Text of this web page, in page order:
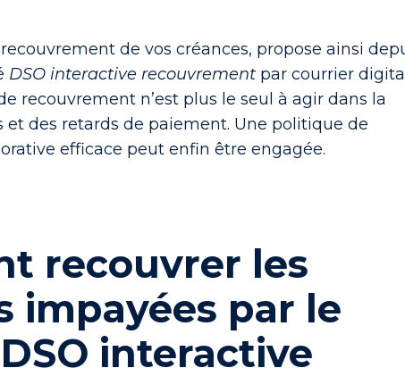
de vos créances, propose ainsi
DSO interactive recouvrement par courrier
recouvrement n’est plus le seul à agir dans la
et des retards de paiement. Une politique de
efficace peut enfin être engagée.
recouvrer les
impayées par le
interactive